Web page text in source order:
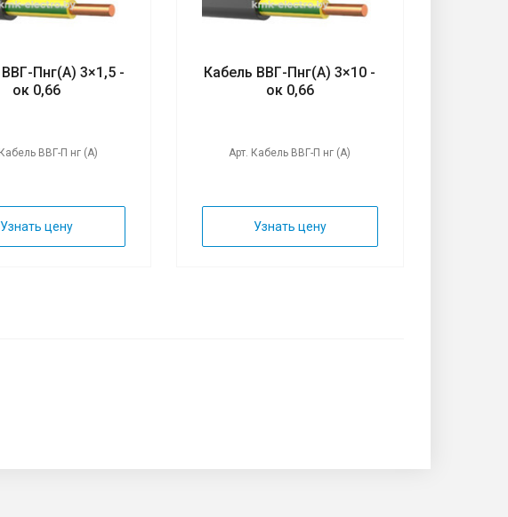
Пнг(А) 3×1,5 -
ок 0,66
ВВГ-П нг (А)
Узнать цену
Кабель ВВГ-Пнг(А) 3×10 -
ок 0,66
Арт. Кабель ВВГ-П нг (А)
Узнать цену